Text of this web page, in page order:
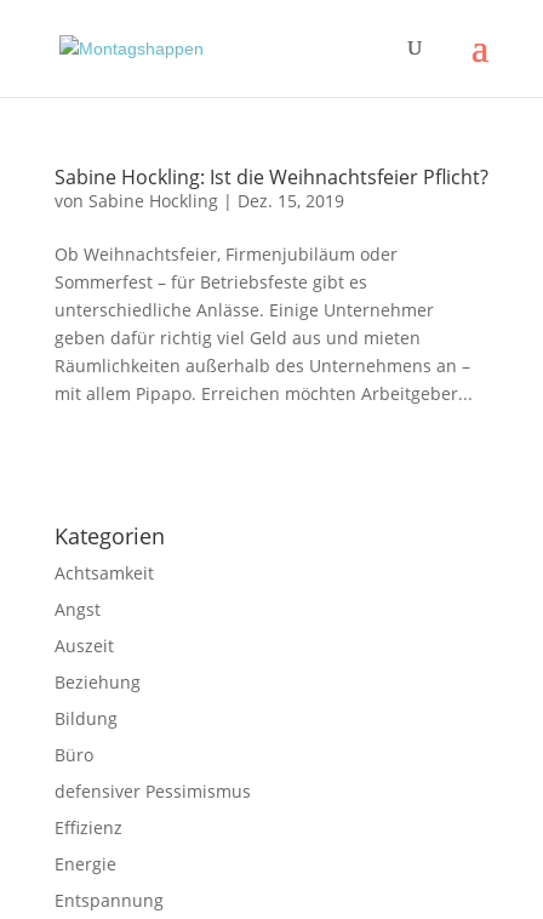
Sabine Hockling: Ist die Weihnachtsfeier Pflicht?
von Sabine Hockling| Dez. 15, 2019
Ob Weihnachtsfeier, Firmenjubiläum oder
Sommerfest – für Betriebsfeste gibt es
unterschiedliche Anlässe. Einige Unternehmer
geben dafür richtig viel Geld aus und mieten
Räumlichkeiten außerhalb des Unternehmens an –
mit allem Pipapo. Erreichen möchten Arbeitgeber...
Kategorien
Achtsamkeit
Angst
Auszeit
Beziehung
Bildung
Büro
defensiver Pessimismus
Effizienz
Energie
Entspannung